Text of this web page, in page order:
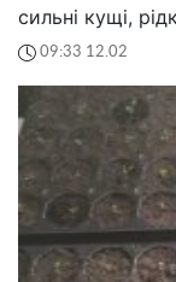
сильні кущі,
09:33 12.02